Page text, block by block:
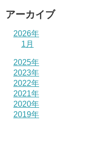
アーカイブ
2026年
1月
2025年
2023年
2022年
2021年
2020年
2019年